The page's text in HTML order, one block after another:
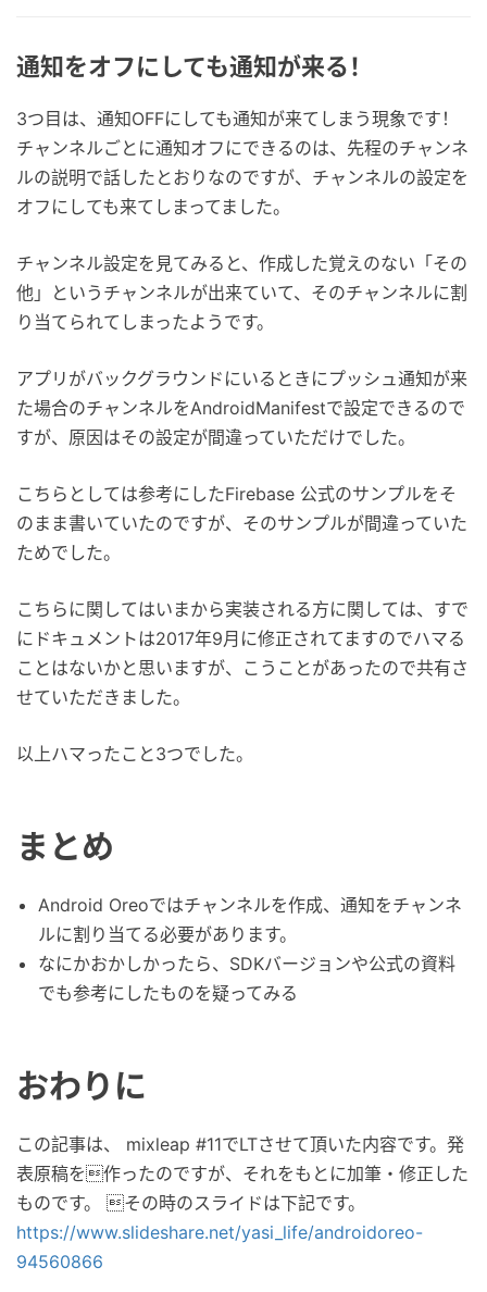
通知をオフにしても通知が来る！
3つ目は、通知OFFにしても通知が来てしまう現象です！
チャンネルごとに通知オフにできるのは、先程のチャンネ
ルの説明で話したとおりなのですが、チャンネルの設定を
オフにしても来てしまってました。
チャンネル設定を見てみると、作成した覚えのない「その
他」というチャンネルが出来ていて、そのチャンネルに割
り当てられてしまったようです。
アプリがバックグラウンドにいるときにプッシュ通知が来
た場合のチャンネルをAndroidManifestで設定できるので
すが、原因はその設定が間違っていただけでした。
こちらとしては参考にしたFirebase 公式のサンプルをそ
のまま書いていたのですが、そのサンプルが間違っていた
ためでした。
こちらに関してはいまから実装される方に関しては、すで
にドキュメントは2017年9月に修正されてますのでハマる
ことはないかと思いますが、こうことがあったので共有さ
せていただきました。
以上ハマったこと3つでした。
まとめ
Android Oreoではチャンネルを作成、通知をチャンネ
ルに割り当てる必要があります。
なにかおかしかったら、SDKバージョンや公式の資料
でも参考にしたものを疑ってみる
おわりに
この記事は、 mixleap #11でLTさせて頂いた内容です。発
表原稿を作ったのですが、それをもとに加筆・修正した
ものです。 その時のスライドは下記です。
https://www.slideshare.net/yasi_life/androidoreo-
94560866